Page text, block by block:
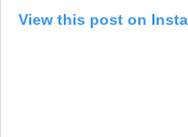
View this post on